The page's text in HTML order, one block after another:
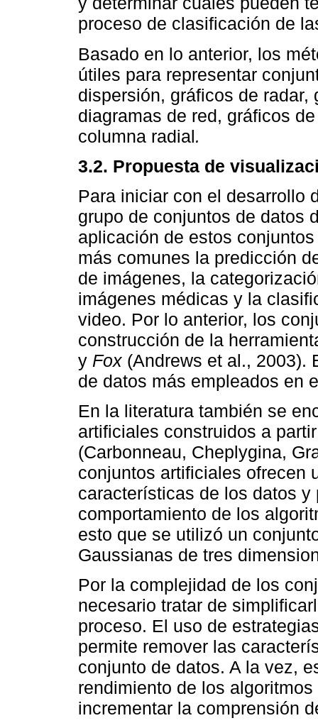
proceso de clasificación de
Basado en lo anterior, los
útiles para representar
dispersión, gráficos de
diagramas de red, gráficos
columna radial.
3.2. Propuesta de
Para iniciar con el desarrollo
grupo de conjuntos de datos
aplicación de estos
más comunes la predicción
de imágenes, la
imágenes médicas y la
video. Por lo anterior, los
construcción de la
y Fox (Andrews et al., 2003).
de datos más empleados en
En la literatura también se
artificiales construidos a
(Carbonneau, Cheplygina,
conjuntos artificiales ofrecen
características de los datos
comportamiento de los
esto que se utilizó un
Gaussianas de tres
Por la complejidad de los
necesario tratar de
proceso. El uso de
permite remover las
conjunto de datos. A la vez,
rendimiento de los
incrementar la comprensión